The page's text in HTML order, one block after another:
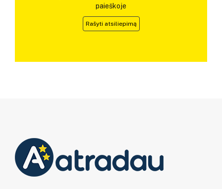
paieškoje
Rašyti atsiliepimą